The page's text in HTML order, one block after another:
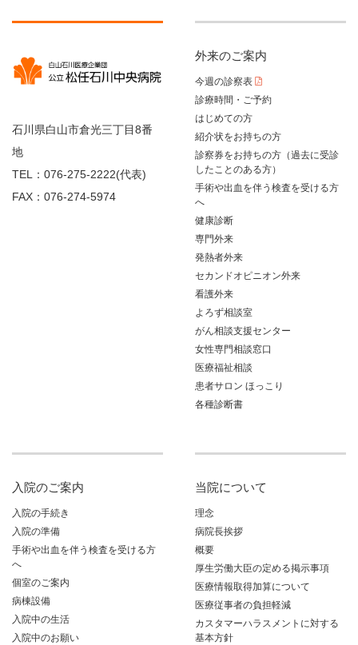
石川県白山市倉光三丁目8番
地
TEL：076-275-2222(代表)
FAX：076-274-5974
外来のご案内
今週の診察表
診療時間・ご予約
はじめての方
紹介状をお持ちの方
診察券をお持ちの方（過去に受診
したことのある方）
手術や出血を伴う検査を受ける方
へ
健康診断
専門外来
発熱者外来
セカンドオピニオン外来
看護外来
よろず相談室
がん相談支援センター
女性専門相談窓口
医療福祉相談
患者サロン ほっこり
各種診断書
入院のご案内
入院の手続き
入院の準備
手術や出血を伴う検査を受ける方
へ
個室のご案内
病棟設備
入院中の生活
入院中のお願い
当院について
理念
病院長挨拶
概要
厚生労働大臣の定める掲示事項
医療情報取得加算について
医療従事者の負担軽減
カスタマーハラスメントに対する
基本方針